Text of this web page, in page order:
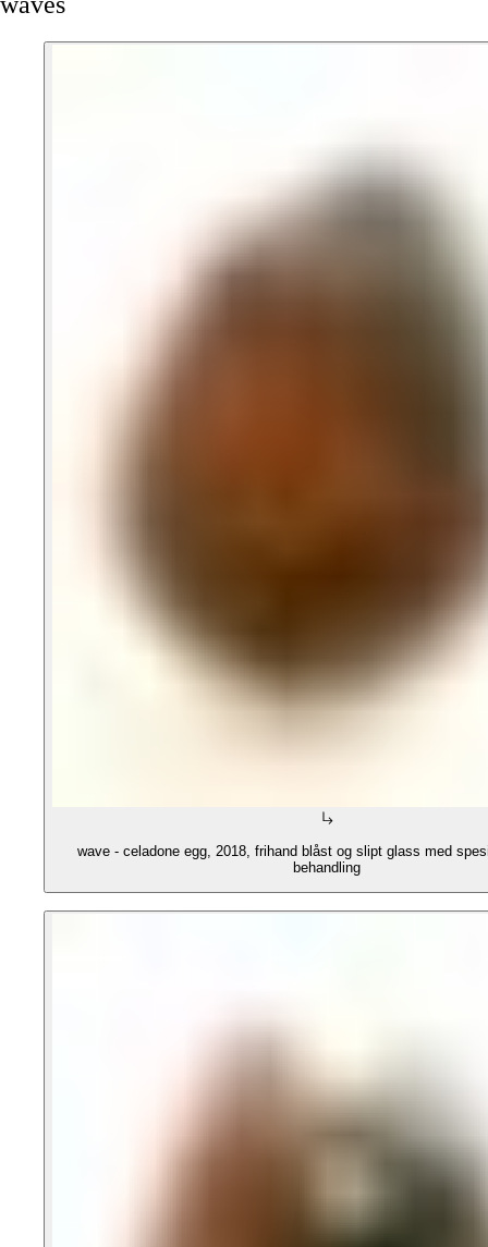
wave - celadone egg, 2018, frihand blåst og slipt glass med
behandling